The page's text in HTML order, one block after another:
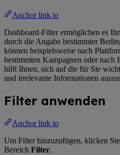
Anchor link to
Dashboard-Filter ermöglichen es
durch die Angabe bestimmter
können beispielsweise nach
bestimmten Kampagnen oder nach
hilft Ihnen, sich auf die für Sie
und irrelevante Informationen
Filter anwenden
Anchor link to
Um Filter hinzuzufügen, klicken
Bereich Filter.